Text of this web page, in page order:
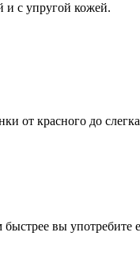
и с упругой кожей.
от красного до
вы употребите